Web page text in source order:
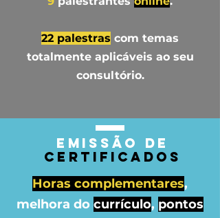
22 palestras com temas
totalmente aplicáveis ao seu
consultório.
emissão de
certificados
Horas complementares,
melhora do currículo, pontos